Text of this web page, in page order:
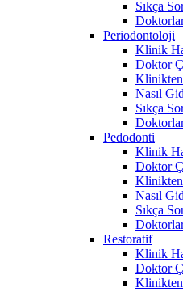
Sıkça
Periodontoloji
Klinik
Doktor
Nasıl
Sıkça
Pedodonti
Klinik
Doktor
Nasıl
Sıkça
Restoratif
Klinik
Doktor